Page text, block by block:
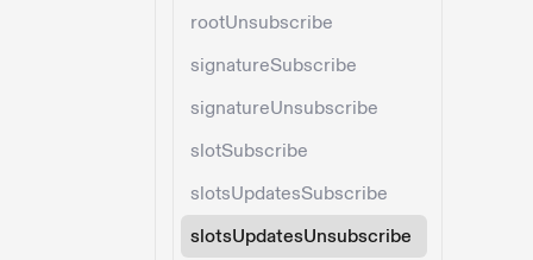
rootUnsubscribe
signatureSubscribe
signatureUnsubscribe
slotSubscribe
slotsUpdatesSubscribe
slotsUpdatesUnsubscribe